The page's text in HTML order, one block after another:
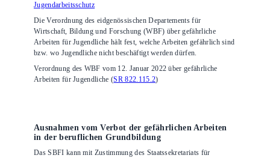
Jugendarbeitsschutz
Die Verordnung des eidgenössischen Departements für
Wirtschaft, Bildung und Forschung (WBF) über gefährliche
Arbeiten für Jugendliche hält fest, welche Arbeiten gefährlich sind
bzw. wo Jugendliche nicht beschäftigt werden dürfen.
Verordnung des WBF vom 12. Januar 2022 über gefährliche
Arbeiten für Jugendliche (SR 822.115.2)
Ausnahmen vom Verbot der gefährlichen Arbeiten
in der beruflichen Grundbildung
Das SBFI kann mit Zustimmung des Staatssekretariats für